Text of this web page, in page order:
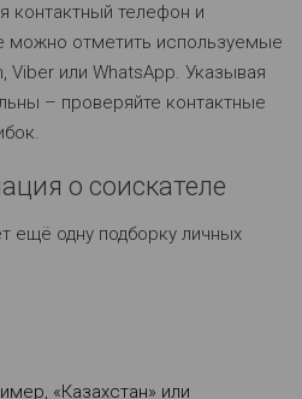
контактный телефон и
можно отметить используемые
или WhatsApp. Указывая
– проверяйте контактные
о соискателе
ещё одну подборку личных
«Казахстан» или